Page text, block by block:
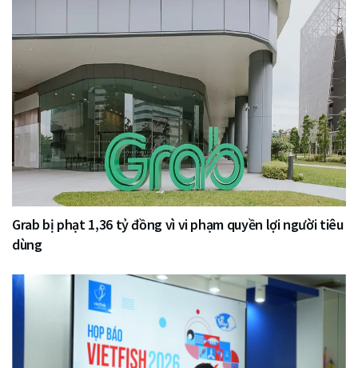
Grab bị phạt 1,36 tỷ đồng vì vi phạm quyền lợi người tiêu
dùng